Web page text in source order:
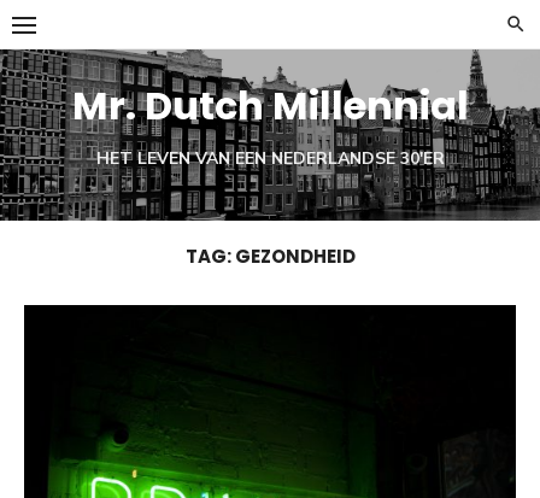
Ga
naar
de
inhoud
Mr. Dutch Millennial
HET LEVEN VAN EEN NEDERLANDSE 30'ER
TAG:GEZONDHEID